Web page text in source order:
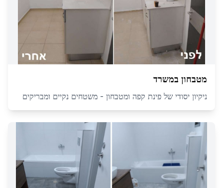
מטבחון במשרד
ניקיון יסודי של פינת קפה ומטבחון - משטחים נקיים ומבריקים